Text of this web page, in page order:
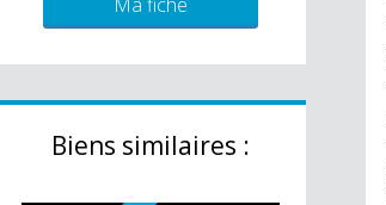
Biens similaires :